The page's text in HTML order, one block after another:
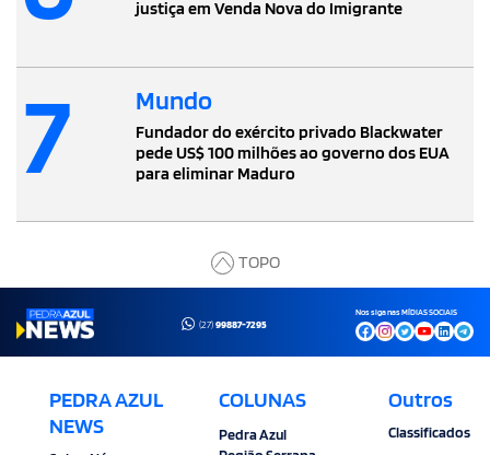
justiça em Venda Nova do Imigrante
7 Mundo
Fundador do exército privado Blackwater
pede US$ 100 milhões ao governo dos EUA
para eliminar Maduro
TOPO
(27)99887-7295
Nos siga nas MÍDIAS SOCIAIS
PEDRA AZUL
NEWS
COLUNAS
Pedra Azul
Outros
Classificados